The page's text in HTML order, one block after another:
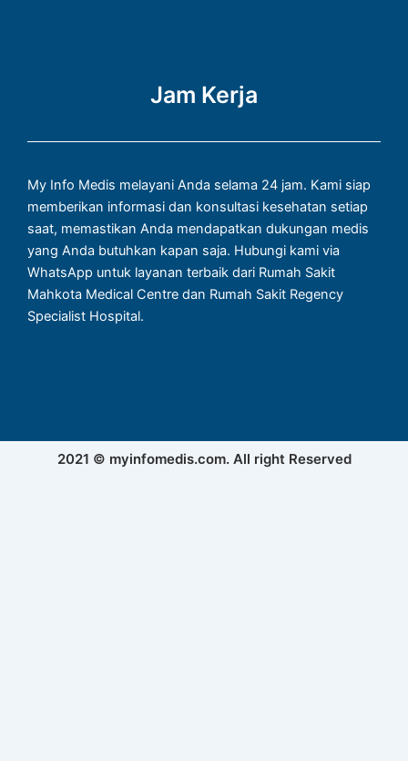
Jam Kerja
My Info Medis melayani Anda selama 24 jam. Kami siap
memberikan informasi dan konsultasi kesehatan setiap
saat, memastikan Anda mendapatkan dukungan medis
yang Anda butuhkan kapan saja. Hubungi kami via
WhatsApp untuk layanan terbaik dari Rumah Sakit
Mahkota Medical Centre dan Rumah Sakit Regency
Specialist Hospital.
2021 © myinfomedis.com. All right Reserved